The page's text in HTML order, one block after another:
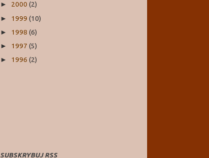
► 2000 (2)
► 1999 (10)
► 1998 (6)
► 1997 (5)
► 1996 (2)
SUBSKRYBUJ RSS